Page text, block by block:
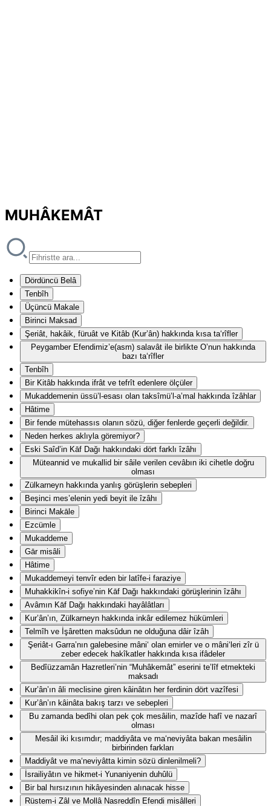
MUHÂKEMÂT
Dördüncü Belâ
Tenbîh
Üçüncü Makale
Birinci Maksad
Şeriât, hakâik, füruât ve Kitâb (Kur’ân) hakkında kısa ta‘rîfler
Peygamber Efendimiz’e(asm) salavât ile birlikte O’nun hakkında
bazı ta‘rîfler
Tenbîh
Bir Kitâb hakkında ifrât ve tefrît edenlere ölçüler
Mukaddemenin üssü’l-esası olan taksîmü’l-a’mal hakkında îzâhlar
Hâtime
Bir fende mütehassıs olanın sözü, diğer fenlerde geçerli değildir.
Neden herkes aklıyla göremiyor?
Eski Saîd’in Kāf Dağı hakkındaki dört farklı îzâhı
Müteannid ve mukallid bir sâile verilen cevâbın iki cihetle doğru
olması
Zülkarneyn hakkında yanlış görüşlerin sebepleri
Beşinci mes’elenin yedi beyit ile îzâhı
Birinci Makāle
Ezcümle
Mukaddeme
Gār misâli
Hâtime
Mukaddemeyi tenvîr eden bir latîfe-i faraziye
Muhakkikîn-i sofiye’nin Kāf Dağı hakkındaki görüşlerinin îzâhı
Avâmın Kāf Dağı hakkındaki hayâlâtları
Kur’ân’ın, Zülkarneyn hakkında inkâr edilemez hükümleri
Telmîh ve İşâretten maksûdun ne olduğuna dâir îzâh
Şeriât-ı Garra’nın galebesine mâni‘ olan emirler ve o mâni‘leri zîr ü
zeber edecek hakîkatler hakkında kısa ifâdeler
Bedîüzzamân Hazretleri’nin “Muhâkemât” eserini te’lîf etmekteki
maksadı
Kur’ân’ın âli meclisine giren kâinâtın her ferdinin dört vazîfesi
Kur’ân’ın kâinâta bakış tarzı ve sebepleri
Bu zamanda bedîhi olan pek çok mesâilin, mazîde hafî ve nazarî
olması
Mesâil iki kısımdır; maddiyâta ve ma‘neviyâta bakan mesâilin
birbirinden farkları
Maddiyât ve ma‘neviyâtta kimin sözü dinlenilmeli?
İsrailiyâtın ve hikmet-i Yunaniyenin duhûlü
Bir bal hırsızının hikâyesinden alınacak hisse
Rüstem-i Zâl ve Mollâ Nasreddîn Efendi misâlleri